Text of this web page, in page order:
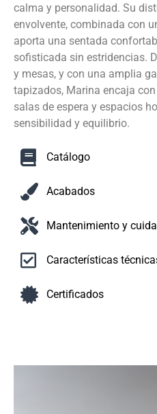
calma y personalidad. Su
envolvente, combinada con
aporta una sentada
sofisticada sin estridencias.
y mesas, y con una amplia
tapizados, Marina encaja
salas de espera y espacios
sensibilidad y equilibrio.
Catálogo
Acabados
Mantenimiento y
Características
Certificados